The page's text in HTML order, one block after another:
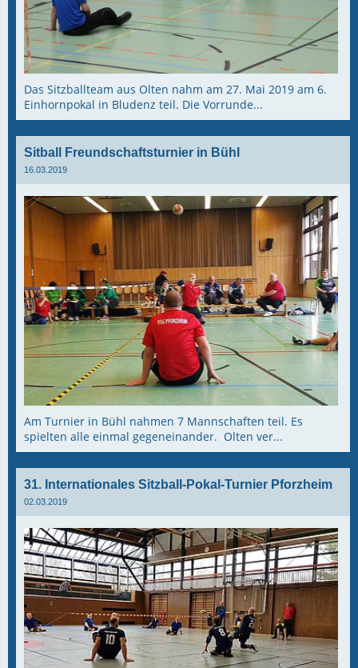
Das Sitzballteam aus Olten nahm am 27. Mai 2019 am 6.
Einhornpokal in Bludenz teil. Die Vorrunde...
Sitball Freundschaftsturnier in Bühl
16.03.2019
Am Turnier in Bühl nahmen 7 Mannschaften teil. Es
spielten alle einmal gegeneinander. Olten ver...
31. Internationales Sitzball-Pokal-Turnier Pforzheim
02.03.2019